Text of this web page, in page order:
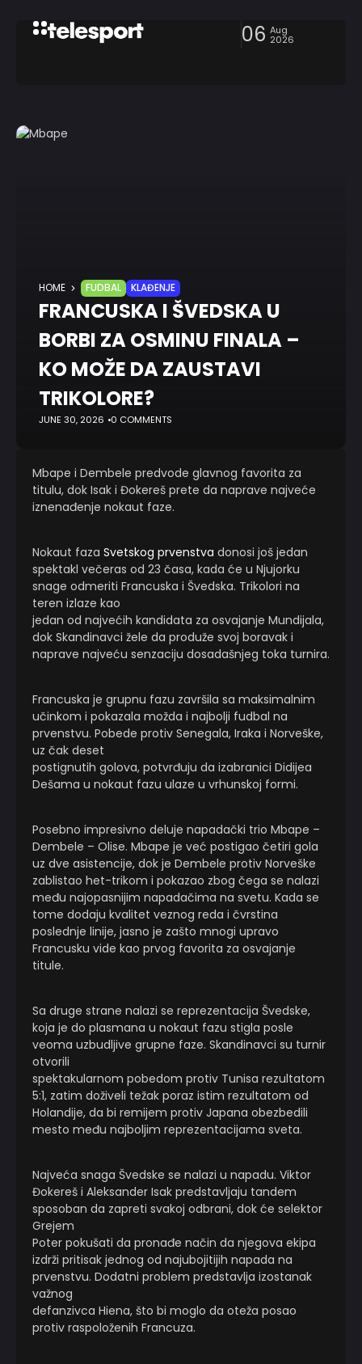
06 Aug
2026
HOME FUDBAL KLAĐENJE
FRANCUSKA I ŠVEDSKA U
BORBI ZA OSMINU FINALA –
KO MOŽE DA ZAUSTAVI
TRIKOLORE?
JUNE 30, 2026 0 COMMENTS
Mbape i Dembele predvode glavnog favorita za
titulu, dok Isak i Đokereš prete da naprave najveće
iznenađenje nokaut faze.
Nokaut faza Svetskog prvenstva donosi još jedan
spektakl večeras od 23 časa, kada će u Njujorku
snage odmeriti Francuska i Švedska. Trikolori na
teren izlaze kao
jedan od najvećih kandidata za osvajanje Mundijala,
dok Skandinavci žele da produže svoj boravak i
naprave najveću senzaciju dosadašnjeg toka turnira.
Francuska je grupnu fazu završila sa maksimalnim
učinkom i pokazala možda i najbolji fudbal na
prvenstvu. Pobede protiv Senegala, Iraka i Norveške,
uz čak deset
postignutih golova, potvrđuju da izabranici Didijea
Dešama u nokaut fazu ulaze u vrhunskoj formi.
Posebno impresivno deluje napadački trio Mbape –
Dembele – Olise. Mbape je već postigao četiri gola
uz dve asistencije, dok je Dembele protiv Norveške
zablistao het-trikom i pokazao zbog čega se nalazi
među najopasnijim napadačima na svetu. Kada se
tome dodaju kvalitet veznog reda i čvrstina
poslednje linije, jasno je zašto mnogi upravo
Francusku vide kao prvog favorita za osvajanje
titule.
Sa druge strane nalazi se reprezentacija Švedske,
koja je do plasmana u nokaut fazu stigla posle
veoma uzbudljive grupne faze. Skandinavci su turnir
otvorili
spektakularnom pobedom protiv Tunisa rezultatom
5:1, zatim doživeli težak poraz istim rezultatom od
Holandije, da bi remijem protiv Japana obezbedili
mesto među najboljim reprezentacijama sveta.
Najveća snaga Švedske se nalazi u napadu. Viktor
Đokereš i Aleksander Isak predstavljaju tandem
sposoban da zapreti svakoj odbrani, dok će selektor
Grejem
Poter pokušati da pronađe način da njegova ekipa
izdrži pritisak jednog od najubojitijih napada na
prvenstvu. Dodatni problem predstavlja izostanak
važnog
defanzivca Hiena, što bi moglo da oteža posao
protiv raspoloženih Francuza.